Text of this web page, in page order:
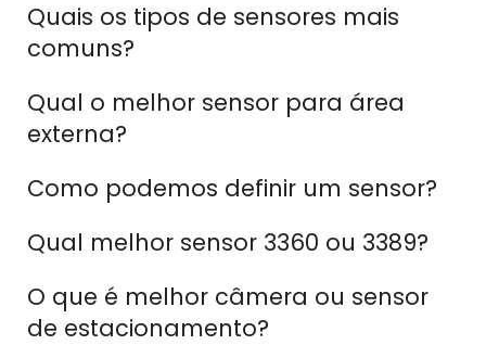
Quais os tipos de sensores mais
comuns?
Qual o melhor sensor para área
externa?
Como podemos definir um sensor?
Qual melhor sensor 3360 ou 3389?
O que é melhor câmera ou sensor
de estacionamento?